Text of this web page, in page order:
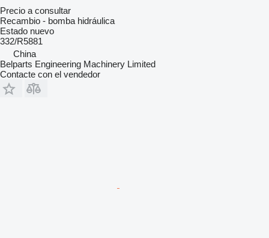
Precio a consultar
Recambio - bomba hidráulica
Estado nuevo
332/R5881
China
Belparts Engineering Machinery Limited
Contacte con el vendedor